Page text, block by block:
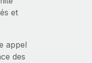
et
appel
des